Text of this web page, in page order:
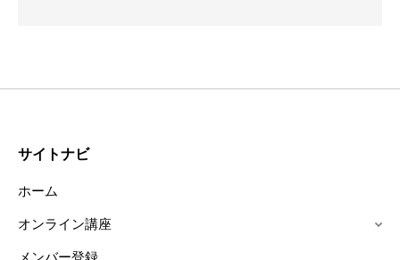
サイトナビ
ホーム
オンライン講座